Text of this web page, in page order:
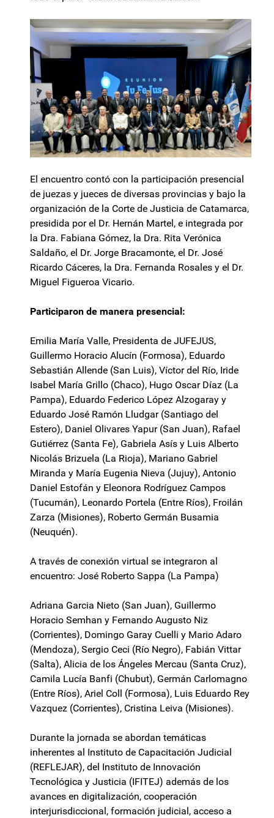
El encuentro contó con la participación presencial
de juezas y jueces de diversas provincias y bajo la
organización de la Corte de Justicia de Catamarca,
presidida por el Dr. Hernán Martel, e integrada por
la Dra. Fabiana Gómez, la Dra. Rita Verónica
Saldaño, el Dr. Jorge Bracamonte, el Dr. José
Ricardo Cáceres, la Dra. Fernanda Rosales y el Dr.
Miguel Figueroa Vicario.
Participaron de manera presencial:
Emilia María Valle, Presidenta de JUFEJUS,
Guillermo Horacio Alucín (Formosa), Eduardo
Sebastián Allende (San Luis), Víctor del Río, Iride
Isabel María Grillo (Chaco), Hugo Oscar Díaz (La
Pampa), Eduardo Federico López Alzogaray y
Eduardo José Ramón Lludgar (Santiago del
Estero), Daniel Olivares Yapur (San Juan), Rafael
Gutiérrez (Santa Fe), Gabriela Asís y Luis Alberto
Nicolás Brizuela (La Rioja), Mariano Gabriel
Miranda y María Eugenia Nieva (Jujuy), Antonio
Daniel Estofán y Eleonora Rodríguez Campos
(Tucumán), Leonardo Portela (Entre Ríos), Froilán
Zarza (Misiones), Roberto Germán Busamia
(Neuquén).
A través de conexión virtual se integraron al
encuentro: José Roberto Sappa (La Pampa)
Adriana Garcia Nieto (San Juan), Guillermo
Horacio Semhan y Fernando Augusto Niz
(Corrientes), Domingo Garay Cuelli y Mario Adaro
(Mendoza), Sergio Ceci (Río Negro), Fabián Vittar
(Salta), Alicia de los Ángeles Mercau (Santa Cruz),
Camila Lucía Banfi (Chubut), Germán Carlomagno
(Entre Ríos), Ariel Coll (Formosa), Luis Eduardo Rey
Vazquez (Corrientes), Cristina Leiva (Misiones).
Durante la jornada se abordan temáticas
inherentes al Instituto de Capacitación Judicial
(REFLEJAR), del Instituto de Innovación
Tecnológica y Justicia (IFITEJ) además de los
avances en digitalización, cooperación
interjurisdiccional, formación judicial, acceso a